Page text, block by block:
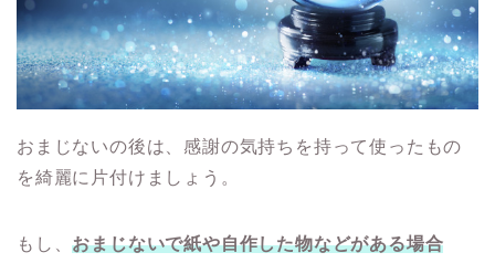
おまじないの後は、感謝の気持ちを持って使ったもの
を綺麗に片付けましょう。
もし、おまじないで紙や自作した物などがある場合